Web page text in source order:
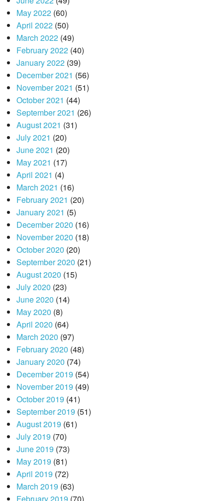
May 2022(60)
April 2022(50)
March 2022(49)
February 2022(40)
January 2022(39)
December 2021 (56)
November 2021 (51)
October 2021 (44)
September 2021 (26)
August 2021 (31)
July 2021 (20)
June 2021 (20)
May 2021 (17)
April 2021 (4)
March 2021 (16)
February 2021 (20)
January 2021 (5)
December 2020 (16)
November 2020 (18)
October 2020 (20)
September 2020 (21)
August 2020 (15)
July 2020 (23)
June 2020 (14)
May 2020 (8)
April 2020 (64)
March 2020 (97)
February 2020 (48)
January 2020 (74)
December 2019 (54)
November 2019 (49)
October 2019 (41)
September 2019 (51)
August 2019 (61)
July 2019 (70)
June 2019 (73)
May 2019 (81)
April 2019 (72)
March 2019 (63)